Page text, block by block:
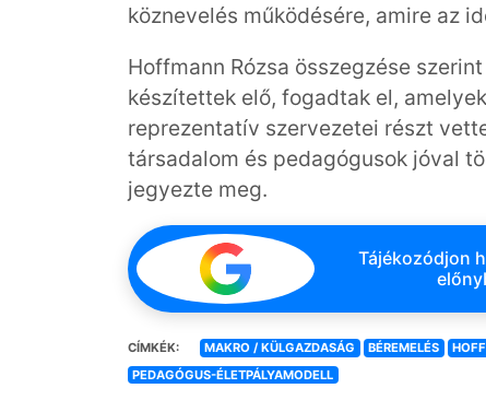
köznevelés működésére, amire az
Hoffmann Rózsa összegzése
készítettek elő, fogadtak el,
reprezentatív szervezetei részt
társadalom és pedagógusok jóval
jegyezte meg.
Tájékozódjon
CÍMKÉK: MAKRO / KÜLGAZDASÁG BÉREMELÉS
PEDAGÓGUS-ÉLETPÁLYAMODELL